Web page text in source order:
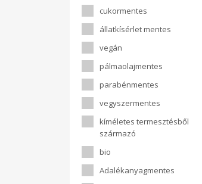
cukormentes
állatkísérlet mentes
vegán
pálmaolajmentes
parabénmentes
vegyszermentes
kíméletes termesztésből
származó
bio
Adalékanyagmentes